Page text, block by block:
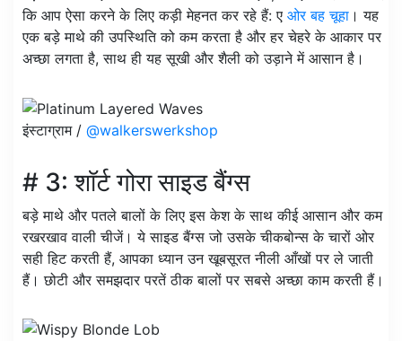
कि आप ऐसा करने के लिए कड़ी मेहनत कर रहे हैं: ए ओर बह चूहा । यह
एक बड़े माथे की उपस्थिति को कम करता है और हर चेहरे के आकार पर
अच्छा लगता है, साथ ही यह सूखी और शैली को उड़ाने में आसान है।
इंस्टाग्राम / @walkerswerkshop
# 3: शॉर्ट गोरा साइड बैंग्स
बड़े माथे और पतले बालों के लिए इस केश के साथ कीई आसान और कम
रखरखाव वाली चीजें। ये साइड बैंग्स जो उसके चीकबोन्स के चारों ओर
सही हिट करती हैं, आपका ध्यान उन खूबसूरत नीली आँखों पर ले जाती
हैं। छोटी और समझदार परतें ठीक बालों पर सबसे अच्छा काम करती हैं।